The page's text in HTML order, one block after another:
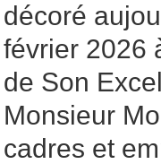
décoré
février 2026
de Son
Monsieur
cadres et